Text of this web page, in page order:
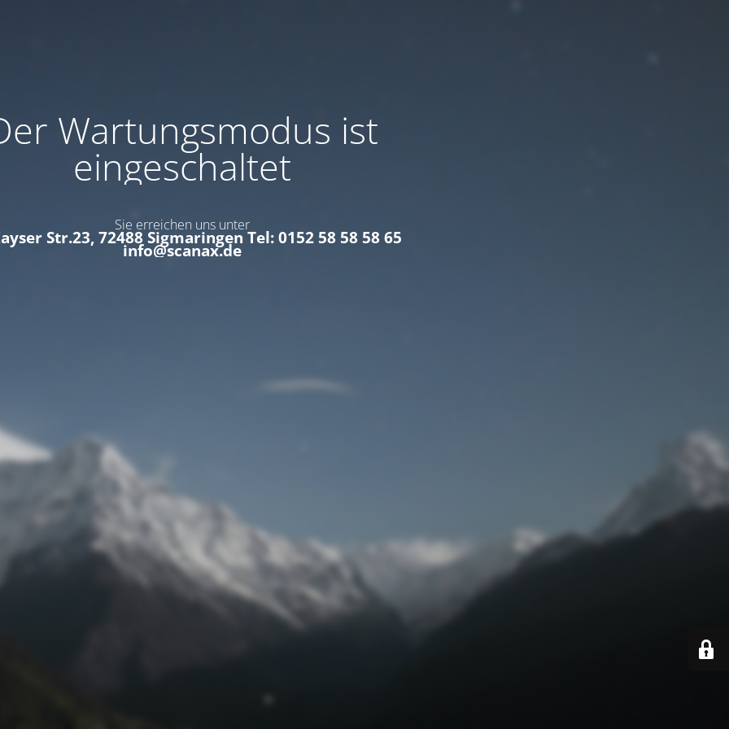
Wartungsmodus ist
eingeschaltet
Sie erreichen uns unter
Str.23, 72488 Sigmaringen Tel: 0152 58 58 58 65
info@scanax.de